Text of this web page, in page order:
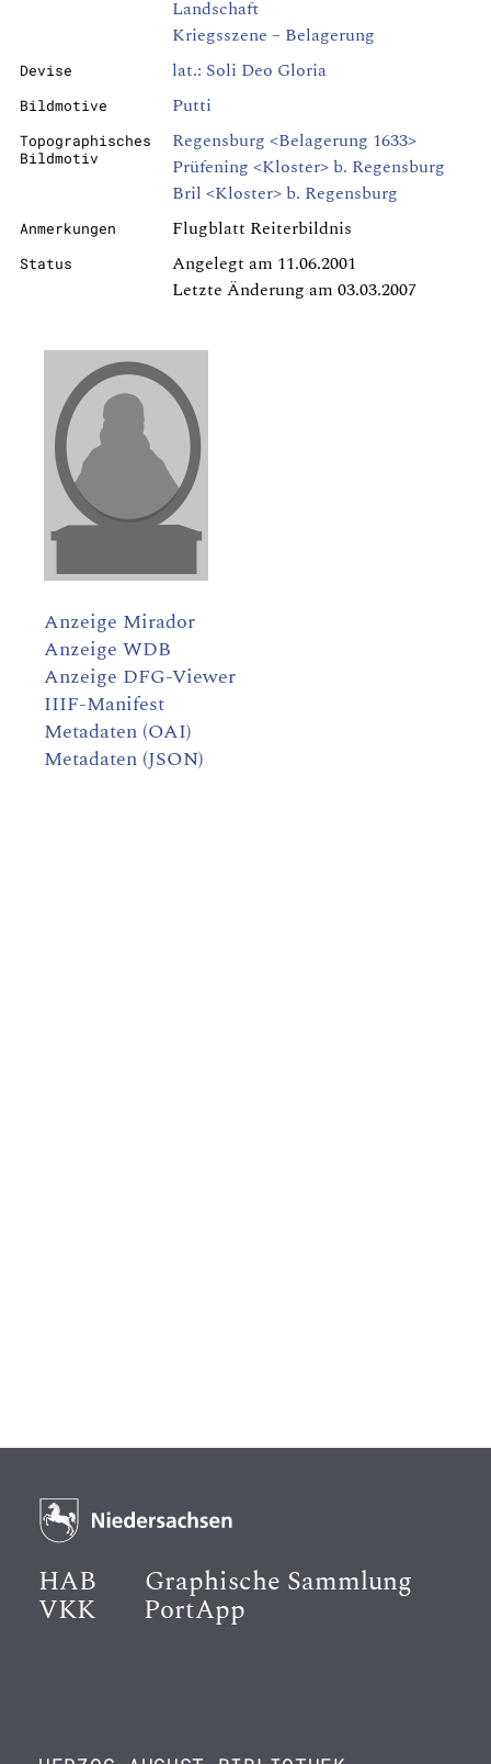
Landschaft
Kriegsszene – Belagerung
Devise lat.: Soli Deo Gloria
Bildmotive Putti
Topographisches
Bildmotiv
Regensburg <Belagerung 1633>
Prüfening <Kloster> b. Regensburg
Bril <Kloster> b. Regensburg
Anmerkungen Flugblatt Reiterbildnis
Status
Angelegt am 11.06.2001
Letzte Änderung am 03.03.2007
Anzeige Mirador
Anzeige WDB
Anzeige DFG-Viewer
IIIF-Manifest
Metadaten (OAI)
Metadaten (JSON)
HAB Graphische Sammlung
VKK PortApp